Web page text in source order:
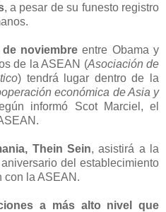
, a pesar de su funesto registro
noviembre entre Obama y
de la ASEAN (Asociación de
) tendrá lugar dentro de la
económica de Asia y
informó Scot Marciel, el
Thein Sein, asistirá a la
del establecimiento
con la ASEAN.
a más alto nivel que